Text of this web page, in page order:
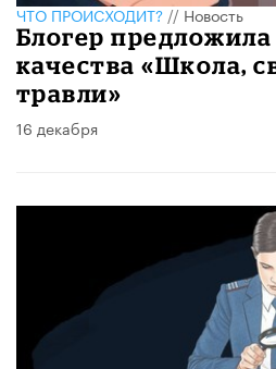
ЧТО ПРОИСХОДИТ?//Новость
Блогер предложила
качества «Школа,
травли»
16 декабря